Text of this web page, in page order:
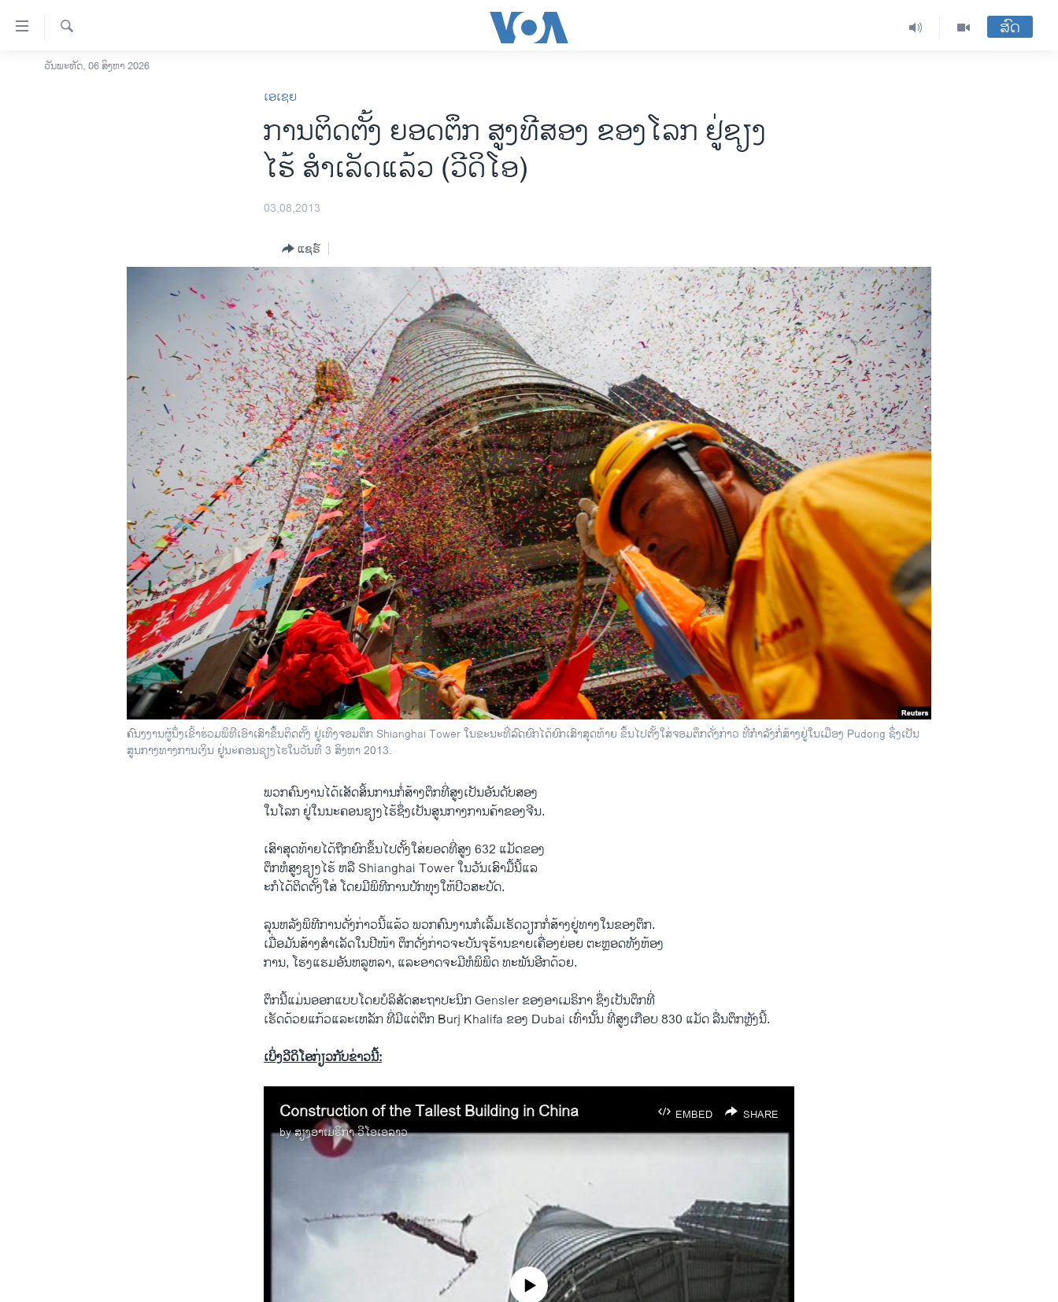
ລິ້ງ
ສຳຫລັບ
ໂຮມເພຈ
ວິທະຍາສາດ-ເທັກໂນໂລຈີ
ຄົ້ນຫາ
ສົດ
ວັນພະຫັດ, 06 ສິງຫາ 2026
ເອເຊຍ
ການຕິດຕັ້ງ ຍອດຕຶກ ສູງທີສອງ ຂອງໂລກ ຢູ່ຊຽງ
ໄຮ້ ສໍາເລັດແລ້ວ (ວີດິໂອ)
03,08,2013
ແຊຣ໌
ຄົນງງານຜູ້ນຶ່ງເຂົ້າຮ່ວມພິທີເອົາເສົາຂຶ້ນຕິດຕັ້ງ ຢູ່ເທິງຈອມຕຶກ Shianghai Tower ໃນຂະນະທີ່ລົດຍົກໄດ້ຍົກເສົາສຸດທ້າຍ ຂຶ້ນໄປ​ຕັ້ງໃສ່ຈອມຕຶກດັ່ງກ່າວ ທີ່ກໍາລັງກໍ່ສ້າງຢູ່ໃນເມືອງ Pudong ຊຶ່ງເປັນ
ສູນກາງທາງການເງິນ ຢູ່ນະຄອນຊຽງໄຮໃນວັນທີ 3 ສິງຫາ 2013.
ພວກຄົນງານໄດ້​ເສັດ​ສິ້ນການ​ກໍ່ສ້າງຕຶກທີ່ສູງ​ເປັນອັນດັບສອງ
ໃນໂລກ ຢູ່ໃນນະຄອນຊຽງໄຮ້ຊຶ່ງເປັນສູນກາງການຄ້າຂອງຈີນ.
​ເສົາສຸດທ້າຍໄດ້ຖືກຍົກຂຶ້ນໄປ​ຕັ້ງໃສ່ຍອດທີ່ສູງ 632 ແມັດຂອງ​
ຕຶກ​ຫໍສູງ​ຊຽງ​ໄຮ້ ຫລື Shianghai Tower ໃນວັນເສົາມື້ນີ້ແລ
ະກໍ​ໄດ້ຕິດຕັ້ງໃສ່ ໂດຍມີພິທີການປັກທຸງ​ໃຫ້ປີວສະບັດ.
ລຸນຫລັງພິທີການດັ່ງກ່າວນີ້​ແລ້ວ ພວກຄົນງານກໍ​ເລີ້ມ​ເຮັດ​ວຽກກໍ່ສ້າງຢູ່ທາງໃນຂອງຕຶກ.
ເມື່ອມັນສ້າງສໍາເລັດໃນປີໜ້າ ຕຶກດັ່ງກ່າວຈະບັນຈຸຮ້ານຂາຍເຄື່ອງຍ່ອຍ ຕະຫຼອດທັງຫ້ອງ
ການ, ໂຮງແຮມອັນຫລູຫລາ, ແລະອາດຈະມີຫໍພິພິດ ທະພັນອີກດ້ວຍ.
ຕຶກ​ນີ້​ແມ່ນອອກແບບໂດຍບໍລິສັດສະຖາປະນິກ Gensler ຂອງອາເມຣິກາ ຊຶ່ງ​ເປັນ​ຕຶກທີ່
ເຮັດດ້ວຍແກ້ວແລະເຫລັກ ທີ່​ມີ​ແຕ່ຕຶກ Burj Khalifa ຂອງ Dubai ​ເທົ່າ​ນັ້ນ ທີ່ສູງເກືອບ 830 ແມັດ ລື່ນ​ຕຶກ​ຫຼັງນີ້.
ເບິ່ງວີດິໂອກ່ຽວກັບຂ່າວນີ້:
EMBED SHARE
Construction of the Tallest Building in China
byສຽງອາເມຣິກາ ວີໂອເອລາວ
No media source currently available